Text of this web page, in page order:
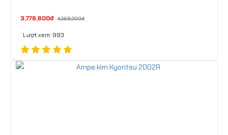
3,776,600đ 4,269,200đ
Lượt xem: 993